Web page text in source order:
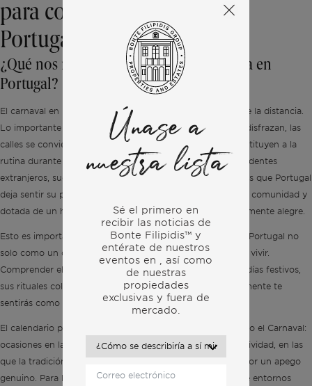
para comprender la vida en
Portugal
¿Qué nos revela el Carnaval sobre la vida en
Portugal?
El carnaval en Portugal no es algo que se contemple desde la distancia.
Lo importante es participar. Tanto adultos como niños se disfrazan, las
calles se convierten en lugares de encuentro y las risas sustituyen a la
rutina durante unos días. Para los recién llegados y los residentes
extranjeros, suele ser uno de los primeros momentos en los que Portugal
deja sentir su personalidad: cálida, pausada, centrada en la comunidad y
dotada de un humor que es a la vez autocrítico y genuinamente alegre.
Esto es importante para cualquiera que esté pensando en Portugal no
solo como un destino turístico, sino como un lugar donde vivir.
Comprender el ritmo cultural de un país —sus fiestas, sus días festivos,
sus rituales colectivos— es fundamental para saber si realmente te
sentirás como en casa allí.
El calendario portugués está marcado por momentos como el Carnaval:
ocasiones en las que la comunidad prima sobre la productividad, en las
que la tradición se mantiene viva no por obligación, sino por un apego
genuino. Para los expatriados que se han trasladado desde entornos
Únase a
nuestra lista
Sé el primero en
recibir las noticias de
Bonte Filipidis™ y
entérate de nuestros
eventos en
, así como
de nuestras
propiedades
exclusivas y fuera de
mercado.